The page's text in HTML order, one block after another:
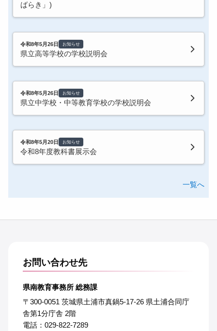
ばらき」)
令和8年5月26日 お知らせ
県立高等学校の学校説明会
令和8年5月26日 お知らせ
県立中学校・中等教育学校の学校説明会
令和8年5月20日 お知らせ
令和8年度教科書展示会
一覧へ
お問い合わせ先
県南教育事務所 総務課
〒300-0051 茨城県土浦市真鍋5-17-26 県土浦合同庁
舎第1分庁舎 2階
電話：029-822-7289